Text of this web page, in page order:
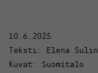
10.6.2025
Teksti: Elena Sulin
Kuvat: Suomitalo